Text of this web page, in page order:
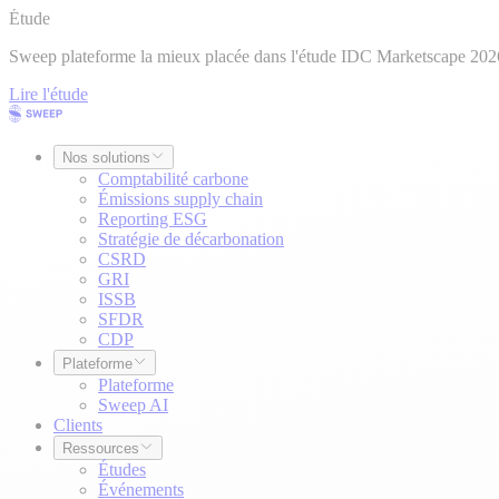
Étude
Sweep plateforme la mieux placée dans l'étude IDC Marketscape
Lire l'étude
Nos solutions
Comptabilité carbone
Émissions supply chain
Reporting ESG
Stratégie de décarbonation
CSRD
GRI
ISSB
SFDR
CDP
Plateforme
Plateforme
Sweep AI
Clients
Ressources
Études
Événements